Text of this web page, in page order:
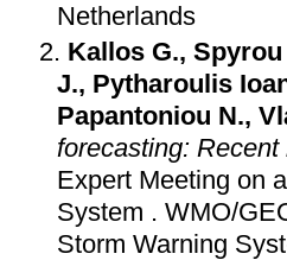
Netherlands
Kallos G., Spyrou
J., Pytharoulis
Papantoniou N.,
forecasting:
Expert Meeting on
System . WMO/
Storm Warning